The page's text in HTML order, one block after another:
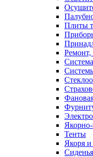
Плиты
Ремонт,
Тенты
Якоря и